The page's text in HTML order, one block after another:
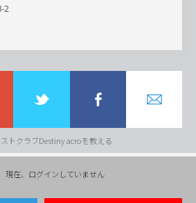
2
トクラブDestiny acroを教える
現在、ログインしていません